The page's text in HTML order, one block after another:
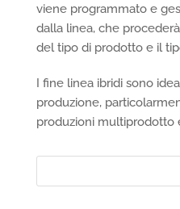
viene programmato e
dalla linea, che
del tipo di prodotto e il
I fine linea ibridi sono
produzione,
produzioni multiprodotto